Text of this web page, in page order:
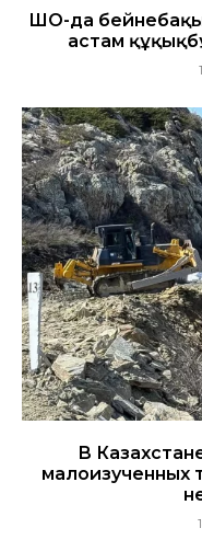
ШҚО-да
астам
В
малоизученных